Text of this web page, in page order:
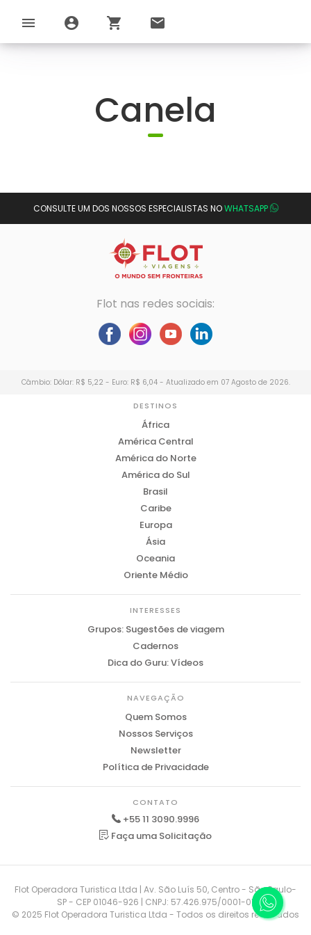
menu account_circle shopping_cart email
Canela
CONSULTE UM DOS NOSSOS ESPECIALISTAS NOWHATSAPP
Flot nas redes sociais:
Câmbio: Dólar: R$ 5,22 - Euro: R$ 6,04 - Atualizado em 07 Agosto de 2026.
DESTINOS
África
América Central
América do Norte
América do Sul
Brasil
Caribe
Europa
Ásia
Oceania
Oriente Médio
INTERESSES
Grupos: Sugestões de viagem
Cadernos
Dica do Guru: Vídeos
NAVEGAÇÃO
Quem Somos
Nossos Serviços
Newsletter
Política de Privacidade
CONTATO
+55 11 3090.9996
Faça uma Solicitação
Flot Operadora Turistica Ltda | Av. São Luís 50, Centro - São Paulo-
SP - CEP 01046-926 | CNPJ: 57.426.975/0001-01
© 2025 Flot Operadora Turistica Ltda - Todos os direitos reservados